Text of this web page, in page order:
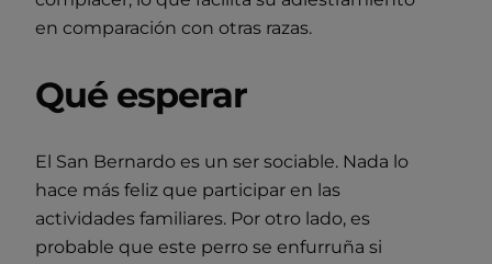
en comparación con otras razas.
Qué esperar
El San Bernardo es un ser sociable. Nada lo
hace más feliz que participar en las
actividades familiares. Por otro lado, es
probable que este perro se enfurruña si